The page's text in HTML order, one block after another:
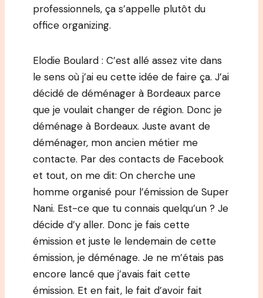
professionnels, ça s’appelle plutôt du
office organizing.
Elodie Boulard : C’est allé assez vite dans
le sens où j’ai eu cette idée de faire ça. J’ai
décidé de déménager à Bordeaux parce
que je voulait changer de région. Donc je
déménage à Bordeaux. Juste avant de
déménager, mon ancien métier me
contacte. Par des contacts de Facebook
et tout, on me dit: On cherche une
homme organisé pour l’émission de Super
Nani. Est-ce que tu connais quelqu’un ? Je
décide d’y aller. Donc je fais cette
émission et juste le lendemain de cette
émission, je déménage. Je ne m’étais pas
encore lancé que j’avais fait cette
émission. Et en fait, le fait d’avoir fait